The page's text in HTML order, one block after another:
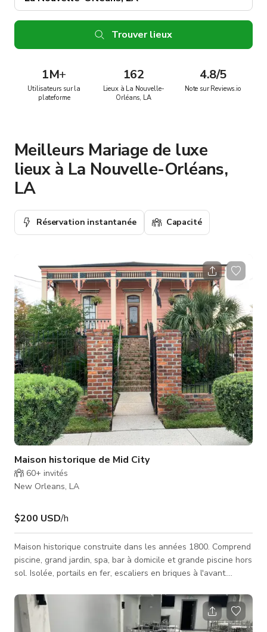
Trouver lieux
1M+
Utilisateurs sur la
plateforme
162
Lieux à La Nouvelle-
Orléans, LA
4.8/5
Note sur Reviews.io
Meilleurs Mariage de luxe
lieux à La Nouvelle-Orléans,
LA
Réservation instantanée Capacité
Maison historique de Mid City
60+ invités
New Orleans, LA
$200 USD/h
Maison historique construite dans les années 1800. Comprend
piscine, grand jardin, spa, bar à domicile et grande piscine hors
sol. Isolée, portails en fer, escaliers en briques à l'avant.
d'épice sur la façade. Balançoire suspendue.